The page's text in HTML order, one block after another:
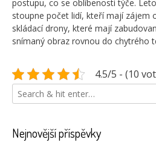
postupu, co se oblíbenosti týče.
stoupne počet lidí, kteří mají zájem
skládací drony, které mají
snímaný obraz rovnou do chytrého
4.5/5 - (10
Nejnovější příspěvky